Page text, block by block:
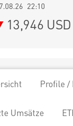
22:10
13,946 USD
Profile /
Umsätze